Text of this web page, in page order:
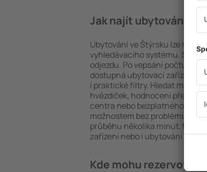
Jak najít ubytování ve
Ubytování ve Štýrsku lze
vyhledávacího systému. Stačí
odjezdu. Po vepsání počtu
dostupná ubytovací zařízení
i praktické filtry. Hledat
hvězdiček, hodnocení
centra nebo bezplatného
možnostem bez problému
průběhu několika minut.
zařízení nebo i ubytování s
Kde mohu rezervovat